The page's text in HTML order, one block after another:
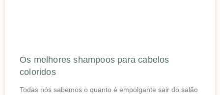
Os melhores shampoos para cabelos
coloridos
Todas nós sabemos o quanto é empolgante sair do salão